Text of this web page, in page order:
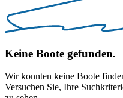
Keine Boote gefunden.
Wir konnten keine Boote
Versuchen Sie, Ihre